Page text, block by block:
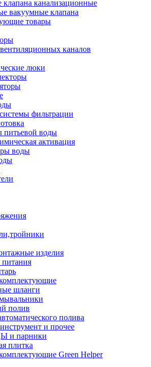
канализационные
вакуумные клапана
товары
каналов
люки
фильтрации
питьевой воды
активация
воды
изделия
шланги
полив
полива
и прочее
и парники
плитка
Green Helper